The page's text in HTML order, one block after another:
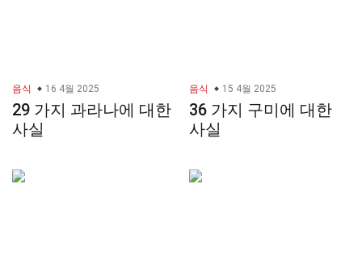
음식 16 4월 2025
29 가지 과라나에 대한
사실
음식 15 4월 2025
36 가지 구미에 대한
사실